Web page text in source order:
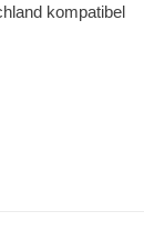
kompatibel